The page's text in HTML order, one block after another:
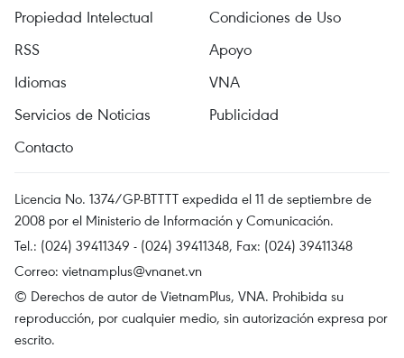
Propiedad Intelectual
Condiciones de Uso
RSS
Apoyo
Idiomas
VNA
Servicios de Noticias
Publicidad
Contacto
Licencia No. 1374/GP-BTTTT expedida el 11 de septiembre de
2008 por el Ministerio de Información y Comunicación.
Tel.: (024) 39411349 - (024) 39411348, Fax: (024) 39411348
Correo: vietnamplus@vnanet.vn
© Derechos de autor de VietnamPlus, VNA. Prohibida su
reproducción, por cualquier medio, sin autorización expresa por
escrito.